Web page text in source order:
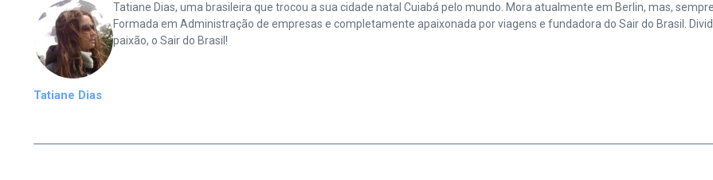
Tatiane Dias
Tatiane Dias, uma brasileira que trocou a sua cidade natal Cuiabá pelo mundo. Mora atualmente em Berlin, mas,
Formada em Administração de empresas e completamente apaixonada por viagens e fundadora do Sair do Brasil.
paixão, o Sair do Brasil!